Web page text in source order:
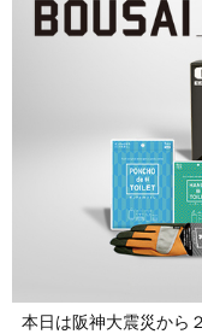
本日は阪神大震災から